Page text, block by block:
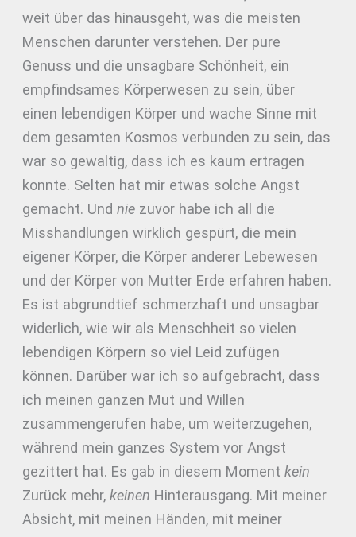
weit über das hinausgeht, was die meisten
Menschen darunter verstehen. Der pure
Genuss und die unsagbare Schönheit, ein
empfindsames Körperwesen zu sein, über
einen lebendigen Körper und wache Sinne mit
dem gesamten Kosmos verbunden zu sein, das
war so gewaltig, dass ich es kaum ertragen
konnte. Selten hat mir etwas solche Angst
gemacht. Undnie zuvor habe ich all die
Misshandlungen wirklich gespürt, die mein
eigener Körper, die Körper anderer Lebewesen
und der Körper von Mutter Erde erfahren haben.
Es ist abgrundtief schmerzhaft und unsagbar
widerlich, wie wir als Menschheit so vielen
lebendigen Körpern so viel Leid zufügen
können. Darüber war ich so aufgebracht, dass
ich meinen ganzen Mut und Willen
zusammengerufen habe, um weiterzugehen,
während mein ganzes System vor Angst
gezittert hat. Es gab in diesem Momentkein
Zurück mehr,keinen Hinterausgang. Mit meiner
Absicht, mit meinen Händen, mit meiner